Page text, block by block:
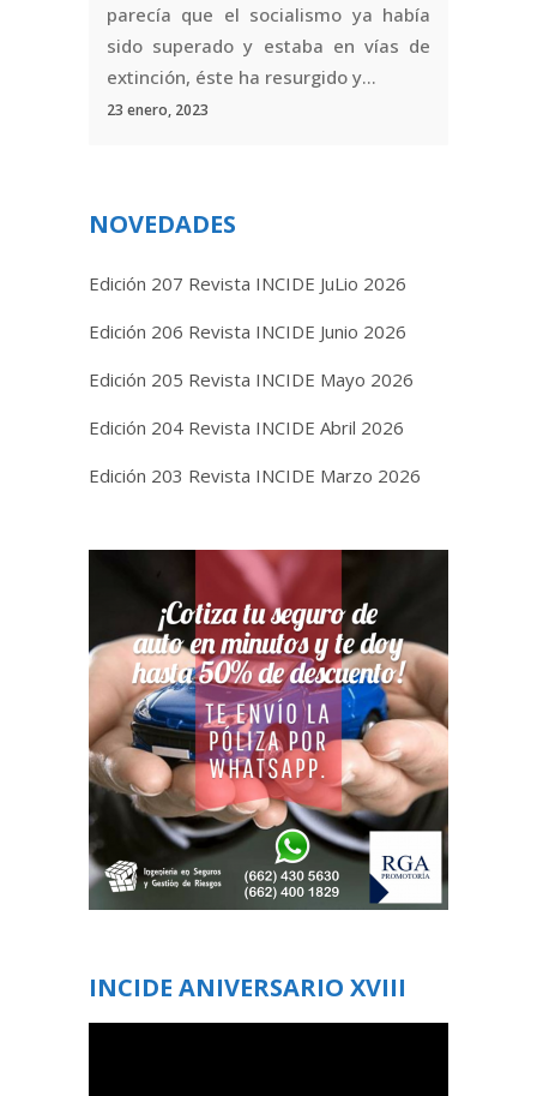
parecía que el socialismo ya había
sido superado y estaba en vías de
extinción, éste ha resurgido y...
23 enero, 2023
NOVEDADES
Edición 207 Revista INCIDE JuLio 2026
Edición 206 Revista INCIDE Junio 2026
Edición 205 Revista INCIDE Mayo 2026
Edición 204 Revista INCIDE Abril 2026
Edición 203 Revista INCIDE Marzo 2026
INCIDE ANIVERSARIO XVIII